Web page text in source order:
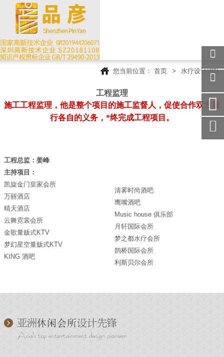
您当前位置： 首页 > 水疗设计团队
工程监理
施工工程监理，他是整个项目的施工监督人，促使合作双方履
行各自的义务，*终完成工程项目。
工程总监：姜峰
主持项目：
凯旋金门皇家会所
万丽酒店
晴天酒店
云舞霓裳会所
金歌量贩式KTV
梦幻星空量贩式KTV
KING 酒吧
清雾时尚酒吧
鹰嘴酒吧
Music house 俱乐部
月轩国际会所
梦之都水疗会所
鹊桥国际会所
利斯贝尔会所
关注
微信
在线
客服
手机
访问